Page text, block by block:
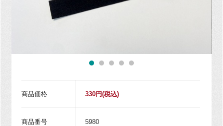
商品価格 330円(税込)
商品番号 5980